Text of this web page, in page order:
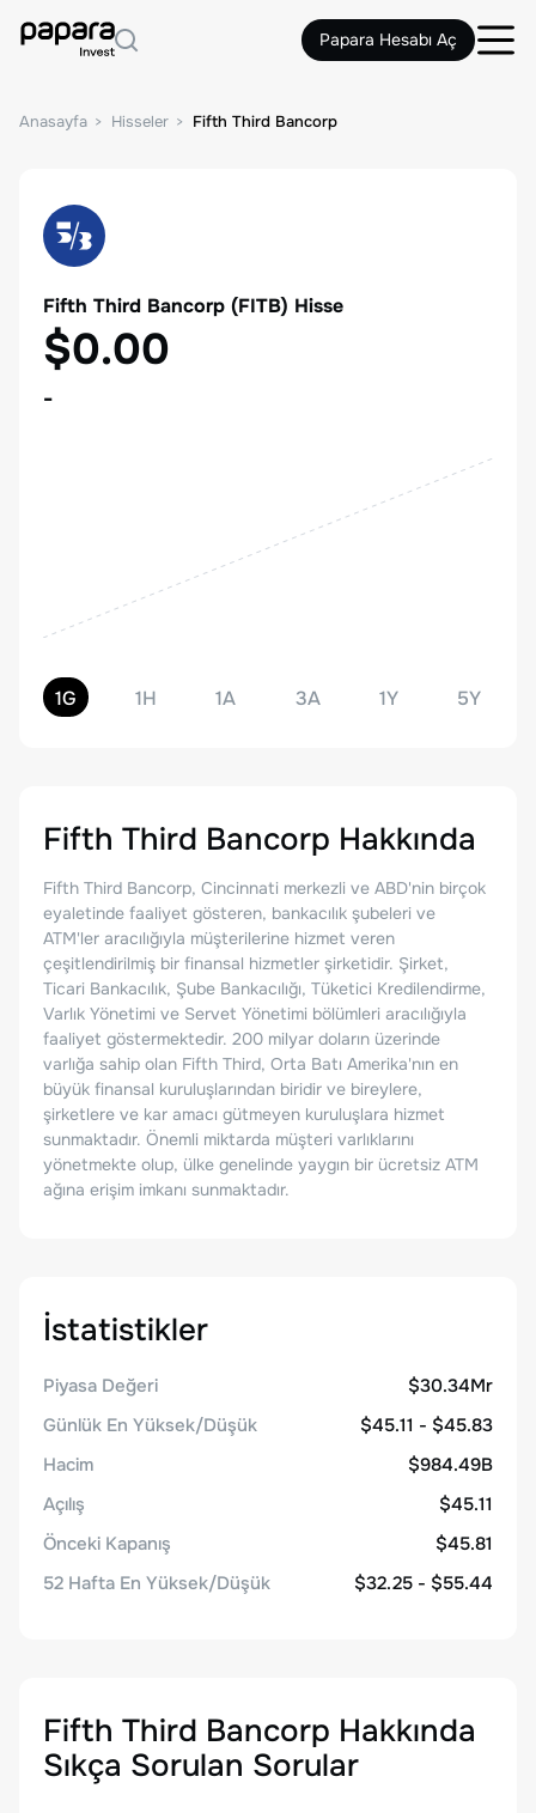
Papara Hesabı Aç
Anasayfa Hisseler Fifth Third Bancorp
Fifth Third Bancorp (FITB) Hisse
$0.00
-
1G 1H 1A 3A 1Y 5Y
Fifth Third Bancorp Hakkında
Fifth Third Bancorp, Cincinnati merkezli ve ABD'nin birçok
eyaletinde faaliyet gösteren, bankacılık şubeleri ve
ATM'ler aracılığıyla müşterilerine hizmet veren
çeşitlendirilmiş bir finansal hizmetler şirketidir. Şirket,
Ticari Bankacılık, Şube Bankacılığı, Tüketici Kredilendirme,
Varlık Yönetimi ve Servet Yönetimi bölümleri aracılığıyla
faaliyet göstermektedir. 200 milyar doların üzerinde
varlığa sahip olan Fifth Third, Orta Batı Amerika'nın en
büyük finansal kuruluşlarından biridir ve bireylere,
şirketlere ve kar amacı gütmeyen kuruluşlara hizmet
sunmaktadır. Önemli miktarda müşteri varlıklarını
yönetmekte olup, ülke genelinde yaygın bir ücretsiz ATM
ağına erişim imkanı sunmaktadır.
İstatistikler
Piyasa Değeri
$30.34Mr
Günlük En Yüksek/Düşük
$45.11 - $45.83
Hacim
$984.49B
Açılış
$45.11
Önceki Kapanış
$45.81
52 Hafta En Yüksek/Düşük
$32.25 - $55.44
Fifth Third Bancorp Hakkında
Sıkça Sorulan Sorular